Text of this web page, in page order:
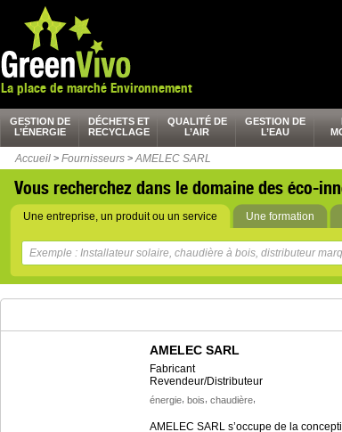
La place de marché Environnement
GESTION DE
L’ÉNERGIE
DÉCHETS ET
RECYCLAGE
QUALITÉ DE
L’AIR
GESTION DE
L’EAU
Accueil > Fournisseurs > AMELEC SARL
Vous recherchez dans le domaine des éco-
Une entreprise, un produit ou un service Une formation
AMELEC SARL
Fabricant
Revendeur/Distributeur
énergie, bois chaudière,
AMELEC SARL s’occupe de la